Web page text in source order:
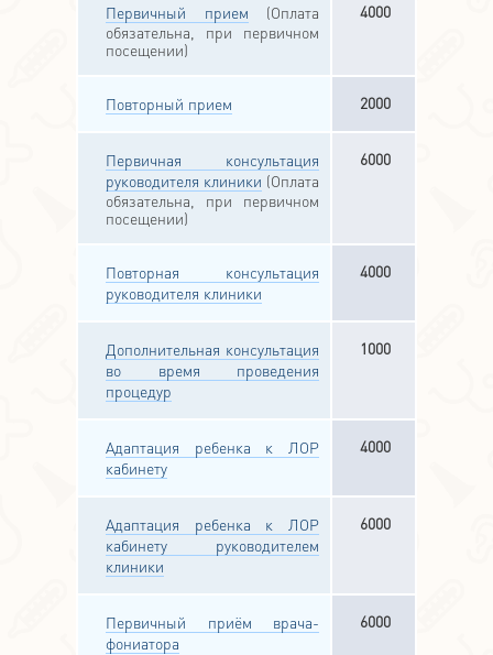
Первичный прием (Оплата
обязательна, при первичном
посещении)
4000
Повторный прием 2000
Первичная консультация
руководителя клиники (Оплата
обязательна, при первичном
посещении)
6000
Повторная консультация
руководителя клиники
4000
Дополнительная консультация
во время проведения
процедур
1000
Адаптация ребенка к ЛОР
кабинету
4000
Адаптация ребенка к ЛОР
кабинету руководителем
клиники
6000
Первичный приём врача-
фониатора
6000